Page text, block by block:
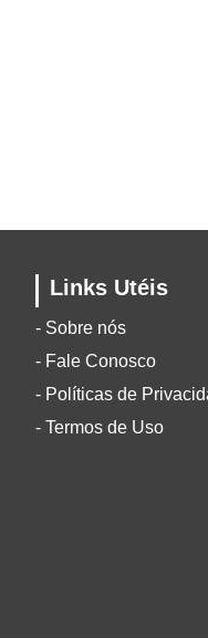
Links Utéis
- Sobre nós
- Fale Conosco
- Políticas de
- Termos de Uso